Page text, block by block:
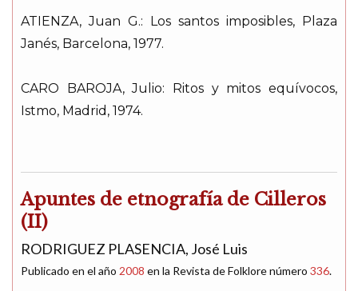
ATIENZA, Juan G.: Los santos imposibles, Plaza
Janés, Barcelona, 1977.
CARO BAROJA, Julio: Ritos y mitos equívocos,
Istmo, Madrid, 1974.
Apuntes de etnografía de Cilleros
(II)
RODRIGUEZ PLASENCIA, José Luis
Publicado en el año 2008 en la Revista de Folklore número 336.